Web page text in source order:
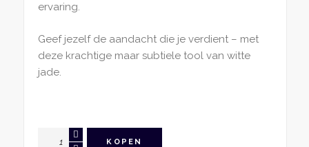
ervaring.
Geef jezelf de aandacht die je verdient – met
deze krachtige maar subtiele tool van witte
jade.
Acupressuur
KOPEN